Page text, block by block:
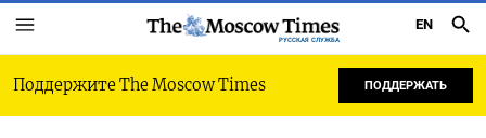
РУССКАЯ СЛУЖБА
EN
Поддержите The Moscow Times ПОДДЕРЖАТЬ